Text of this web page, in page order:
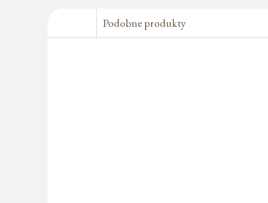
Podobne produkty